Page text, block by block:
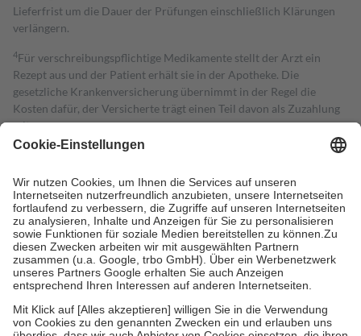
Lieferfrist um die Dauer der Prüfungen einschließlich Klärungen
verlängern.
4Für verschreibungspflichtige Medikamente stellt der Arzt ein
Rezept aus und der Patient erhält sie in der Apotheke. Die
gesetzliche Krankenversicherung übernimmt in der Regel die
Kosten dafür, der Versicherte trägt einen Teil davon als Zuzahlung
mit.
Grundsätzlich leisten Mitglieder Zuzahlungen in Höhe von zehn
höchstens zehn Euro.
Es sind jedoch nie mehr als die tatsächlichen
Kosten der Leistung zu entrichten.
Diese Regeln gelten grundsätzlich auch für Online-Apotheken.
Bei Heilmitteln und häuslicher Krankenpflege beträgt die
Zuzahlung zehn Prozent der Kosten sowie zehn Euro je
Verordnung.
Um das Engagement der Versicherten für ihre eigene Gesundheit zu
stärken und die besondere Stellung der Familie zu unterstützen,
fallenkeine Zuzahlungenan bei:
• Kindern und Jugendlichen bis zum vollendeten 18. Lebensjahr